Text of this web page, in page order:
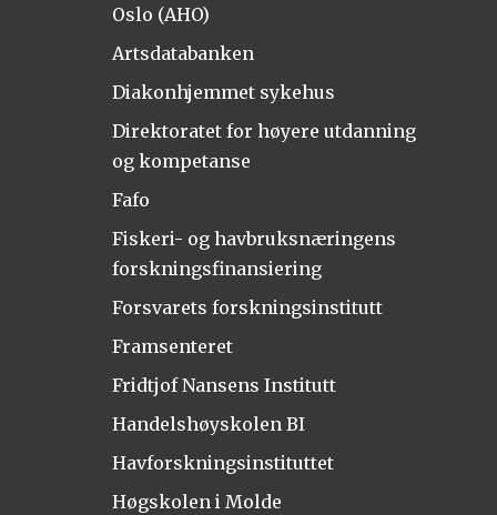
Oslo (AHO)
Artsdatabanken
Diakonhjemmet sykehus
Direktoratet for høyere utdanning
og kompetanse
Fafo
Fiskeri- og havbruksnæringens
forskningsfinansiering
Forsvarets forskningsinstitutt
Framsenteret
Fridtjof Nansens Institutt
Handelshøyskolen BI
Havforskningsinstituttet
Høgskolen i Molde